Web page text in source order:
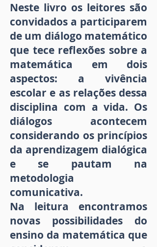
Neste livro os leitores são
convidados a participarem
de um diálogo matemático
que tece reflexões sobre a
matemática em dois
aspectos: a vivência
escolar e as relações dessa
disciplina com a vida. Os
diálogos acontecem
considerando os princípios
da aprendizagem dialógica
e se pautam na
metodologia
comunicativa.
Na leitura encontramos
novas possibilidades do
ensino da matemática que